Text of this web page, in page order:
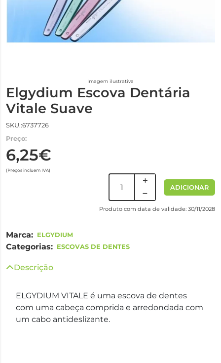
Imagem ilustrativa
Elgydium Escova Dentária
Vitale Suave
SKU.:6737726
Preço:
6,25€
(Preços incluem IVA)
ADICIONAR
Produto com data de validade: 30/11/2028
Marca: ELGYDIUM
Categorias: ESCOVAS DE DENTES
Descrição
ELGYDIUM VITALE é uma escova de dentes
com uma cabeça comprida e arredondada com
um cabo antideslizante.